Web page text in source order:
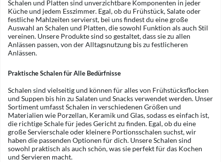
Schalen und Platten sind unverzichtbare Komponenten in jeder
Küche und jedem Esszimmer. Egal, ob du Frühstück, Salate oder
festliche Mahlzeiten servierst, bei uns findest du eine große
Auswahl an Schalen und Platten, die sowohl Funktion als auch Stil
vereinen. Unsere Produkte sind so gestaltet, dass sie zu allen
Anlässen passen, von der Alltagsnutzung bis zu festlicheren
Anlässen.
Praktische Schalen für Alle Bedürfnisse
Schalen sind vielseitig und können für alles von Frühstücksflocken
und Suppen bis hin zu Salaten und Snacks verwendet werden. Unser
Sortiment umfasst Schalen in verschiedenen Größen und
Materialien wie Porzellan, Keramik und Glas, sodass es einfach ist,
die richtige Schale für jedes Gericht zu finden. Egal, ob du eine
große Servierschale oder kleinere Portionsschalen suchst, wir
haben die passenden Optionen für dich. Unsere Schalen sind
sowohl praktisch als auch schön, was sie perfekt für das Kochen
und Servieren macht.